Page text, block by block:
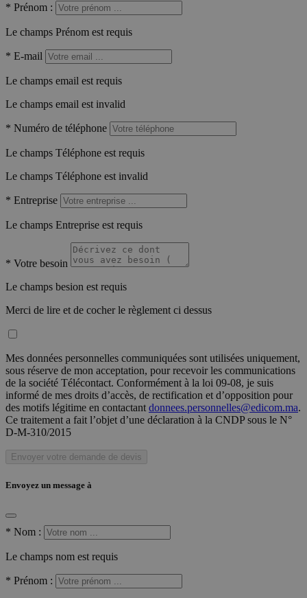
* Prénom :
Le champs Prénom est requis
* E-mail
Le champs email est requis
Le champs email est invalid
* Numéro de téléphone
Le champs Téléphone est requis
Le champs Téléphone est invalid
* Entreprise
Le champs Entreprise est requis
* Votre besoin
Le champs besion est requis
Merci de lire et de cocher le règlement ci dessus
Mes données personnelles communiquées sont utilisées uniquement,
sous réserve de mon acceptation, pour recevoir les communications
de la société Télécontact. Conformément à la loi 09-08, je suis
informé de mes droits d’accès, de rectification et d’opposition pour
des motifs légitime en contactant donnees.personnelles@edicom.ma.
Ce traitement a fait l’objet d’une déclaration à la CNDP sous le N°
D-M-310/2015
Envoyer votre demande de devis
Envoyez un message à
* Nom :
Le champs nom est requis
* Prénom :